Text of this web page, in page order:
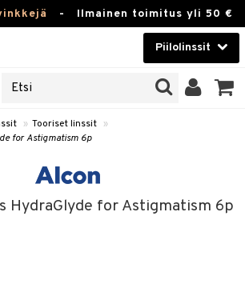
- Ilmainen toimitus yli 50 €
Piilolinssit
» Tooriset linssit »
for Astigmatism 6p
HydraGlyde for Astigmatism 6p